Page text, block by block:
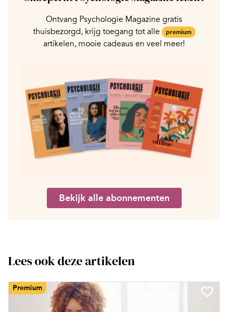
Ontvang Psychologie Magazine gratis
thuisbezorgd, krijg toegang tot alle
premium
artikelen, mooie cadeaus en veel meer!
Bekijk alle abonnementen
Lees ook deze artikelen
Premium